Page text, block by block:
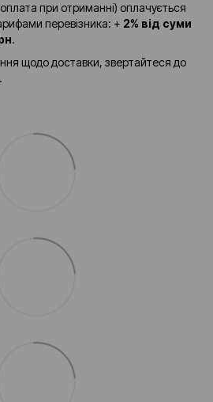
при отриманні) оплачується
перевізника: + 2% від суми
.
щодо доставки, звертайтеся до